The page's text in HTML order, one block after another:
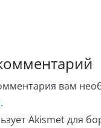
вам
.
Akismet для